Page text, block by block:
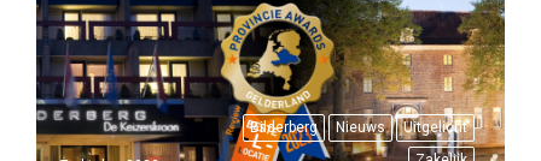
Bilderberg Nieuws
Uitgelicht